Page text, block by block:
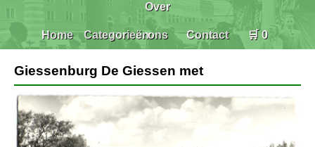
Home Categorieën
Over
ons Contact 🛒 0
Giessenburg De Giessen met